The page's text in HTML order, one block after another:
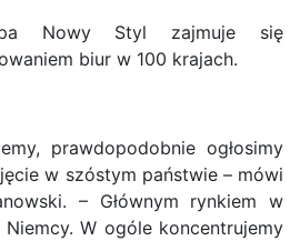
Nowy Styl zajmuje się
biur w 100 krajach.
prawdopodobnie ogłosimy
w szóstym państwie – mówi
– Głównym rynkiem w
W ogóle koncentrujemy